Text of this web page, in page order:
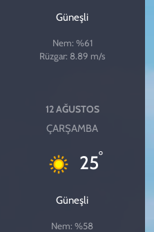
Güneşli
Nem: %61
Rüzgar: 8.89 m/s
12 AĞUSTOS
ÇARŞAMBA
25°
Güneşli
Nem: %58